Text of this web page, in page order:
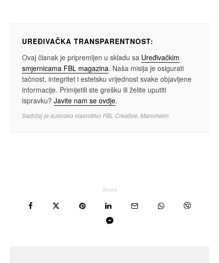
UREĐIVAČKA TRANSPARENTNOST:
Ovaj članak je pripremljen u skladu sa Uređivačkim
smjernicama FBL magazina. Naša misija je osigurati
tačnost, integritet i estetsku vrijednost svake objavljene
informacije. Primijetili ste grešku ili želite uputiti
ispravku? Javite nam se ovdje.
Sadržaj je autorsko vlasništvo FBL Creative, Mannheim.
Share